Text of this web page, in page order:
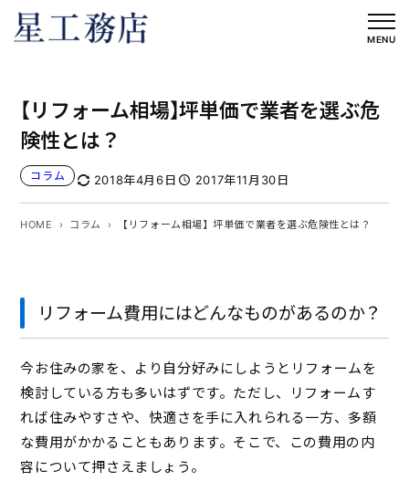
MENU
【リフォーム相場】坪単価で業者を選ぶ危
険性とは？
コラム 2018年4月6日 2017年11月30日
HOME コラム 【リフォーム相場】坪単価で業者を選ぶ危険性とは？
リフォーム費用にはどんなものがあるのか？
今お住みの家を、より自分好みにしようとリフォームを
検討している方も多いはずです。ただし、リフォームす
れば住みやすさや、快適さを手に入れられる一方、多額
な費用がかかることもあります。そこで、この費用の内
容について押さえましょう。